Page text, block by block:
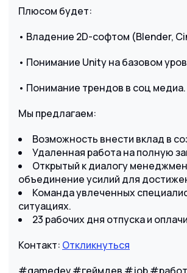
Плюсом будет:
• Владение 2D-софтом (Blender,
• Понимание Unity на базовом
• Понимание трендов в соц медиа.
Мы предлагаем:
Возможность внести вклад в
Удаленная работа на полную
Открытый к диалогу
объединение усилий для
Команда увлеченных
ситуациях.
23 рабочих дня отпуска и
Контакт: Откликнуться